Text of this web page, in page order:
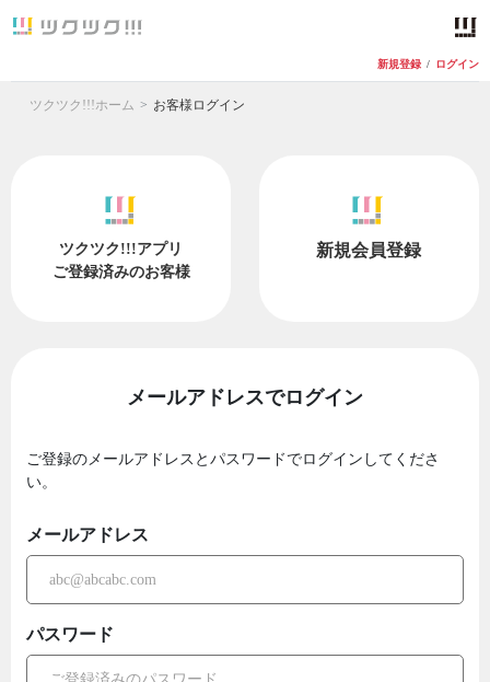
新規登録 / ログイン
ツクツク!!!ホーム お客様ログイン
ツクツク!!!アプリ
ご登録済みのお客様
新規会員登録
メールアドレスでログイン
ご登録のメールアドレスとパスワードでログインしてくださ
い。
メールアドレス
パスワード